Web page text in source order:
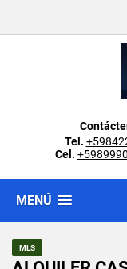
Tel.
Cel.
MENÚ
MLS